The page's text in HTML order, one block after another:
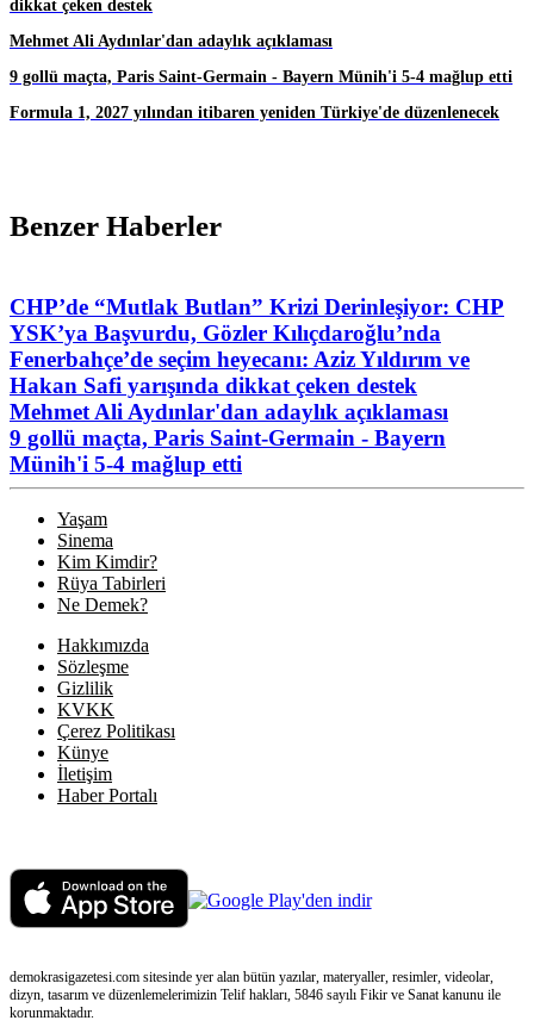
dikkat çeken destek
Mehmet Ali Aydınlar'dan adaylık açıklaması
9 gollü maçta, Paris Saint-Germain - Bayern Münih'i 5-4 mağlup etti
Formula 1, 2027 yılından itibaren yeniden Türkiye'de düzenlenecek
Benzer Haberler
CHP’de “Mutlak Butlan” Krizi Derinleşiyor: CHP
YSK’ya Başvurdu, Gözler Kılıçdaroğlu’nda
Fenerbahçe’de seçim heyecanı: Aziz Yıldırım ve
Hakan Safi yarışında dikkat çeken destek
Mehmet Ali Aydınlar'dan adaylık açıklaması
9 gollü maçta, Paris Saint-Germain - Bayern
Münih'i 5-4 mağlup etti
Yaşam
Sinema
Kim Kimdir?
Rüya Tabirleri
Ne Demek?
Hakkımızda
Sözleşme
Gizlilik
KVKK
Çerez Politikası
Künye
İletişim
Haber Portalı
demokrasigazetesi.com sitesinde yer alan bütün yazılar, materyaller, resimler, videolar,
dizyn, tasarım ve düzenlemelerimizin Telif hakları, 5846 sayılı Fikir ve Sanat kanunu ile
korunmaktadır.